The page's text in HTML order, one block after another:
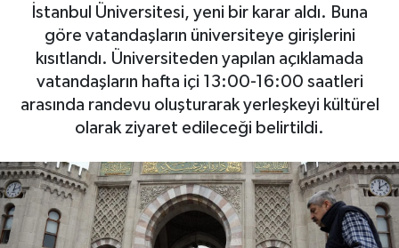
İstanbul Üniversitesi, yeni bir karar aldı. Buna
göre vatandaşların üniversiteye girişlerini
kısıtlandı. Üniversiteden yapılan açıklamada
vatandaşların hafta içi 13:00-16:00 saatleri
arasında randevu oluşturarak yerleşkeyi kültürel
olarak ziyaret edileceği belirtildi.
Otovitrin
Asayiş
Magazin
Spor
Eğitim
Haber Arşivi